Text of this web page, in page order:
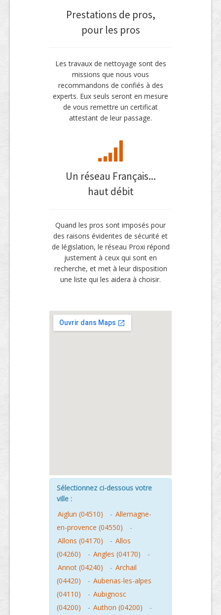
Prestations de pros,
pour les pros
Les travaux de nettoyage sont des
missions que nous vous
recommandons de confiés à des
experts. Eux seuls seront en mesure
de vous remettre un certificat
attestant de leur passage.
Un réseau Français...
haut débit
Quand les pros sont imposés pour
des raisons évidentes de sécurité et
de législation, le réseau Proxi répond
justement à ceux qui sont en
recherche, et met à leur disposition
une liste qui les aidera à choisir.
Sélectionnez ci-dessous votre
ville :
Aiglun (04510)
- Allemagne-
en-provence (04550)
-
Allons (04170)
- Allos
(04260)
- Angles (04170)
-
Annot (04240)
- Archail
(04420)
- Aubenas-les-alpes
(04110)
- Aubignosc
(04200)
- Authon (04200)
-